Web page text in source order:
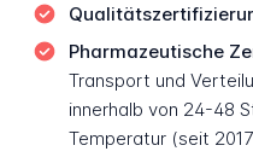
Pharmazeutische
Transport und
innerhalb von 24-48
Temperatur (seit